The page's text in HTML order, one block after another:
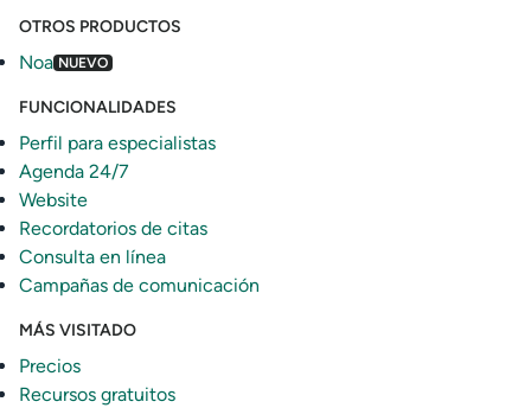
OTROS PRODUCTOS
Noa NUEVO
FUNCIONALIDADES
Perfil para especialistas
Agenda 24/7
Website
Recordatorios de citas
Consulta en línea
Campañas de comunicación
MÁS VISITADO
Precios
Recursos gratuitos